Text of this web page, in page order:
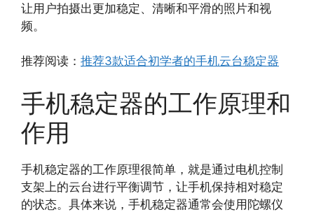
让用户拍摄出更加稳定、清晰和平滑的照片和视
频。
推荐阅读： 推荐3款适合初学者的手机云台稳定器
手机稳定器的工作原理和
作用
手机稳定器的工作原理很简单，就是通过电机控制
支架上的云台进行平衡调节，让手机保持相对稳定
的状态。具体来说，手机稳定器通常会使用陀螺仪